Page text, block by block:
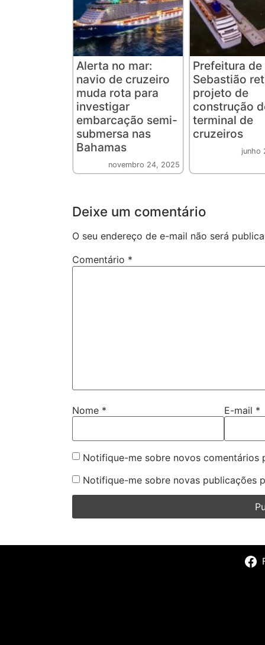
Alerta no mar:
navio de cruzeiro
muda rota para
investigar
embarcação semi-
submersa nas
Bahamas
novembro 24, 2025
Prefeitura de
Sebastião
projeto de
construção
terminal de
cruzeiros
junho
Deixe um comentário
O seu endereço de e-mail não será
Comentário *
Nome * E-mail *
Notifique-me sobre novos comentários
Notifique-me sobre novas publicações